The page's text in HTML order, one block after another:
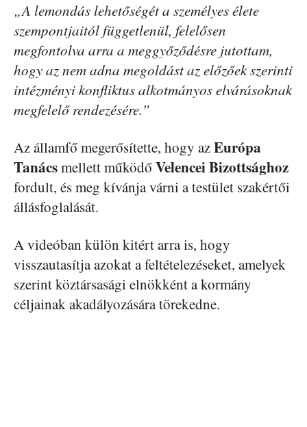
„A lemondás lehetőségét a személyes élete
szempontjaitól függetlenül, felelősen
megfontolva arra a meggyőződésre jutottam,
hogy az nem adna megoldást az előzőek szerinti
intézményi konfliktus alkotmányos elvárásoknak
megfelelő rendezésére.”
Az államfő megerősítette, hogy azEurópa
Tanácsmellett működőVelencei Bizottsághoz
fordult, és meg kívánja várni a testület szakértői
állásfoglalását.
A videóban külön kitért arra is, hogy
visszautasítja azokat a feltételezéseket, amelyek
szerint köztársasági elnökként a kormány
céljainak akadályozására törekedne.